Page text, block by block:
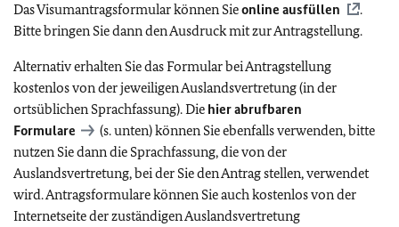
Das Visumantragsformular können Sieonline ausfüllen
.
Bitte bringen Sie dann den Ausdruck mit zur Antragstellung.
Alternativ erhalten Sie das Formular bei Antragstellung
kostenlos von der jeweiligen Auslandsvertretung (in der
ortsüblichen Sprachfassung). Die hier abrufbaren
Formulare
(s. unten) können Sie ebenfalls verwenden, bitte
nutzen Sie dann die Sprachfassung, die von der
Auslandsvertretung, bei der Sie den Antrag stellen, verwendet
wird. Antragsformulare können Sie auch kostenlos von der
Internetseite der zuständigen Auslandsvertretung